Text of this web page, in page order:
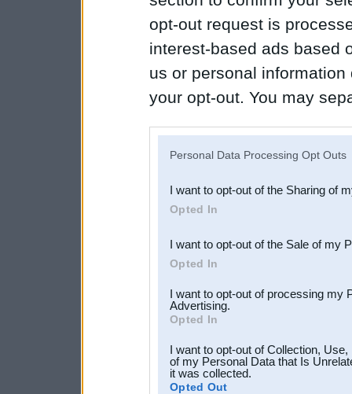
opt-out request is
interest-based ads based
us or personal
your opt-out. You may
Downstream Participants
third parties.
Personal Data Processing Opt Outs
I want to opt-out of the Sharing of
Opted In
I want to opt-out of the Sale of my
Opted In
I want to opt-out of processing my
Advertising.
Opted In
I want to opt-out of Collection,
of my Personal Data that Is
it was collected.
Opted Out